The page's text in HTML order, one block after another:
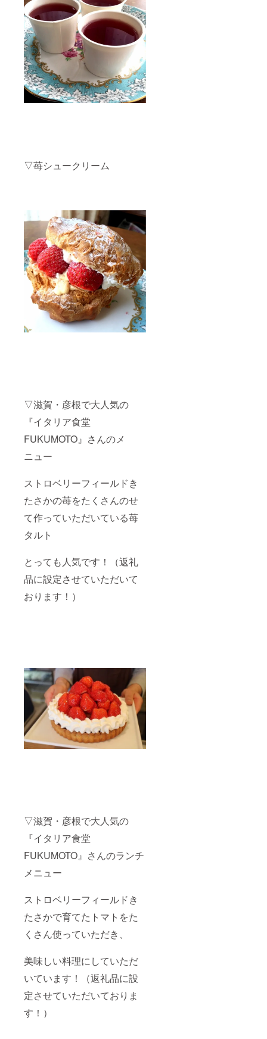
▽苺シュークリーム
▽滋賀・彦根で大人気の
『イタリア食堂
FUKUMOTO』さんのメ
ニュー
ストロベリーフィールドき
たさかの苺をたくさんのせ
て作っていただいている苺
タルト
とっても人気です！（返礼
品に設定させていただいて
おります！）
▽滋賀・彦根で大人気の
『イタリア食堂
FUKUMOTO』さんのランチ
メニュー
ストロベリーフィールドき
たさかで育てたトマトをた
くさん使っていただき、
美味しい料理にしていただ
いています！（返礼品に設
定させていただいておりま
す！）